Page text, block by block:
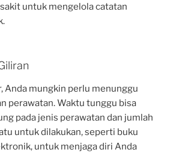
untuk mengelola catatan
Anda mungkin perlu menunggu
perawatan. Waktu tunggu bisa
pada jenis perawatan dan jumlah
untuk dilakukan, seperti buku
untuk menjaga diri Anda